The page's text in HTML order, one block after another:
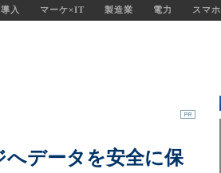
入 マーケ×IT 製造業 電力 スマホ
データを安全に保